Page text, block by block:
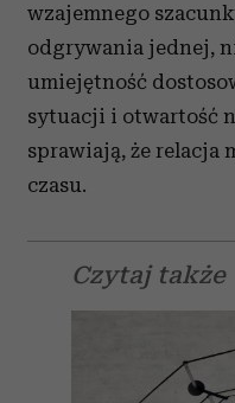
wzajemnego
odgrywania jednej,
umiejętność
sytuacji i otwartość
sprawiają, że relacja
czasu.
Czytaj także